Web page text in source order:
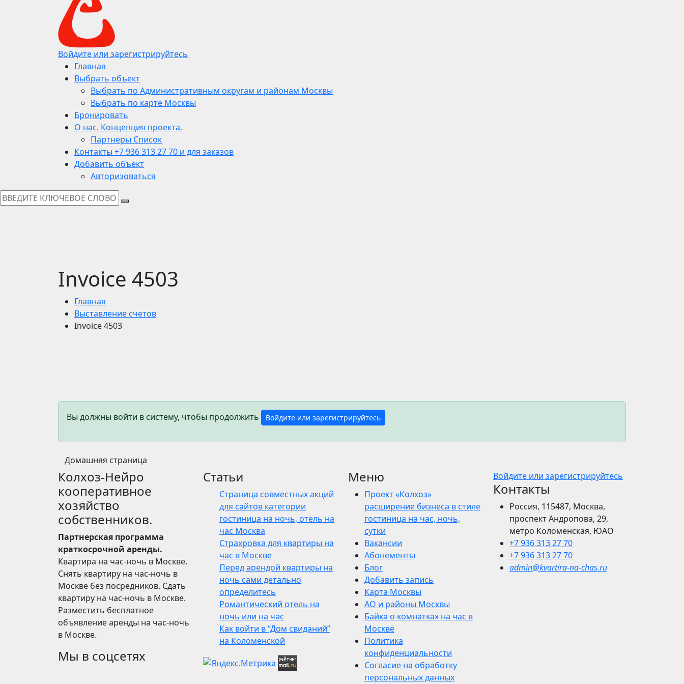
Войдите или зарегистрируйтесь
Главная
Выбрать объект
Выбрать по Административным округам и районам Москвы
Выбрать по карте Москвы
Бронировать
О нас. Концепция проекта.
Партнеры Список
Контакты +7 936 313 27 70 и для заказов
Добавить объект
Авторизоваться
Invoice 4503
Главная
Выставление счетов
Invoice 4503
Вы должны войти в систему, чтобы продолжить Войдите или зарегистрируйтесь
Домашняя страница
Колхоз-Нейро
кооперативное
хозяйство
собственников.
Партнерская программа
краткосрочной аренды.
Квартира на час-ночь в Москве.
Снять квартиру на час-ночь в
Москве без посредников. Сдать
квартиру на час-ночь в Москве.
Разместить бесплатное
объявление аренды на час-ночь
в Москве.
Мы в соцсетях
Статьи
Страница совместных акций
для сайтов категории
гостиница на ночь, отель на
час Москва
Страхровка для квартиры на
час в Москве
Перед арендой квартиры на
ночь сами детально
определитесь
Романтический отель на
ночь или на час
Как войти в “Дом свиданий”
на Коломенской
Меню
Проект «Колхоз»
расширение бизнеса в стиле
гостиница на час, ночь,
сутки
Вакансии
Абонементы
Блог
Добавить запись
Карта Москвы
АО и районы Москвы
Байка о комнатках на час в
Москве
Политика
конфиденциальности
Согласие на обработку
персональных данных
Войдите или зарегистрируйтесь
Контакты
Россия, 115487, Москва,
проспект Андропова, 29,
метро Коломенская, ЮАО
+7 936 313 27 70
+7 936 313 27 70
admin@kvartira-na-chas.ru